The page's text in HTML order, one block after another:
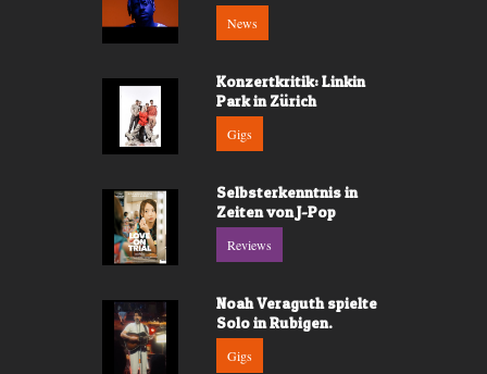
News
Konzertkritik: Linkin
Park in Zürich
Gigs
Selbsterkenntnis in
Zeiten von J-Pop
Reviews
Noah Veraguth spielte
Solo in Rubigen.
Gigs